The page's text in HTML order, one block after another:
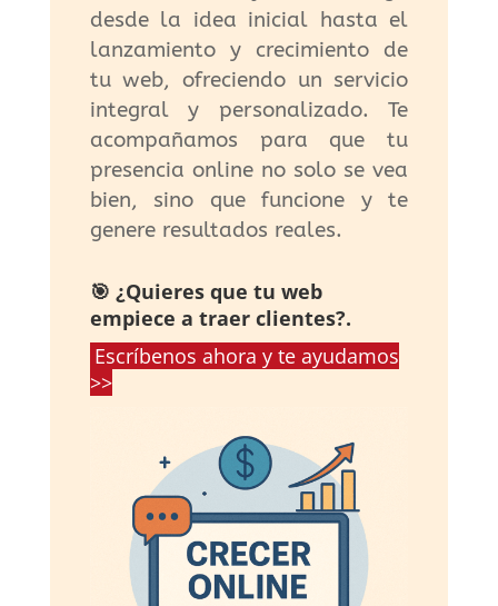
desde la idea inicial hasta el
lanzamiento y crecimiento de
tu web, ofreciendo un servicio
integral y personalizado. Te
acompañamos para que tu
presencia online no solo se vea
bien, sino que funcione y te
genere resultados reales.
🎯 ¿Quieres que tu web
empiece a traer clientes?.
Escríbenos ahora y te ayudamos
>>